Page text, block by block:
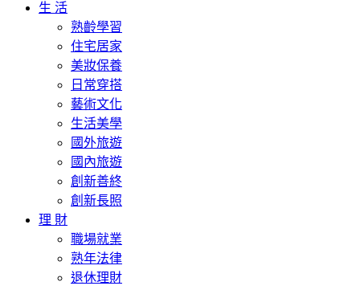
生 活
熟齡學習
住宅居家
美妝保養
日常穿搭
藝術文化
生活美學
國外旅遊
國內旅遊
創新善終
創新長照
理 財
職場就業
熟年法律
退休理財